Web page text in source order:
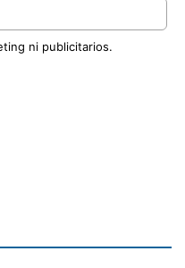
ni publicitarios.